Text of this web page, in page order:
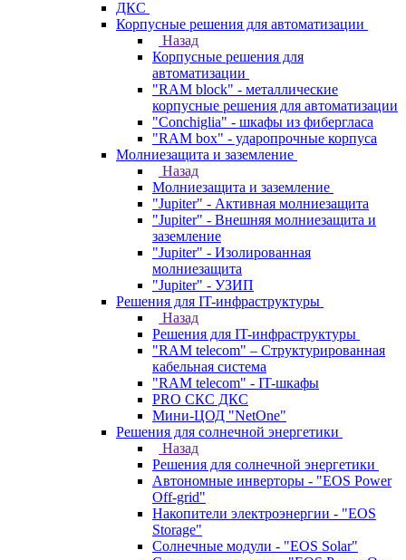
ДКС
Корпусные решения для автоматизации
Назад
Корпусные решения для
автоматизации
"RAM block" - металлические
корпусные решения для автоматизации
"Conchiglia" - шкафы из фибергласа
"RAM box" - ударопрочные корпуса
Молниезащита и заземление
Назад
Молниезащита и заземление
"Jupiter" - Активная молниезащита
"Jupiter" - Внешняя молниезащита и
заземление
"Jupiter" - Изолированная
молниезащита
"Jupiter" - УЗИП
Решения для IT-инфраструктуры
Назад
Решения для IT-инфраструктуры
"RAM telecom" – Структурированная
кабельная система
"RAM telecom" - IT-шкафы
PRO СКС ДКС
Мини-ЦОД "NetOne"
Решения для солнечной энергетики
Назад
Решения для солнечной энергетики
Автономные инверторы - "EOS Power
Off-grid"
Накопители электроэнергии - "EOS
Storage"
Солнечные модули - "EOS Solar"